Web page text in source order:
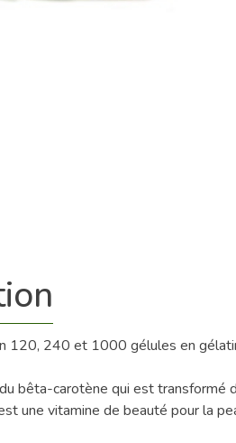
120, 240 et 1000 gélules en
bêta-carotène qui est transformé
une vitamine de beauté pour la